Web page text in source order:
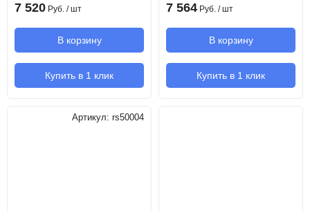
7 520 Руб. / шт
В корзину
Купить в 1 клик
7 564 Руб. / шт
В корзину
Купить в 1 клик
Артикул: rs50004